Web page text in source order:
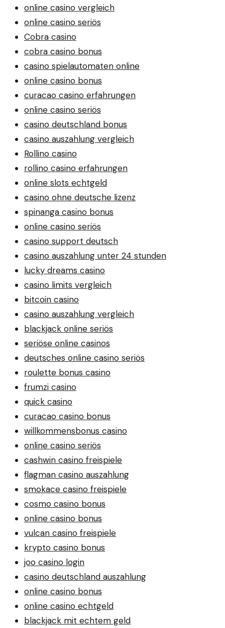
online casino vergleich
online casino seriös
Cobra casino
cobra casino bonus
casino spielautomaten online
online casino bonus
curacao casino erfahrungen
online casino seriös
casino deutschland bonus
casino auszahlung vergleich
Rollino casino
rollino casino erfahrungen
online slots echtgeld
casino ohne deutsche lizenz
spinanga casino bonus
online casino seriös
casino support deutsch
casino auszahlung unter 24 stunden
lucky dreams casino
casino limits vergleich
bitcoin casino
casino auszahlung vergleich
blackjack online seriös
seriöse online casinos
deutsches online casino seriös
roulette bonus casino
frumzi casino
quick casino
curacao casino bonus
willkommensbonus casino
online casino seriös
cashwin casino freispiele
flagman casino auszahlung
smokace casino freispiele
cosmo casino bonus
online casino bonus
vulcan casino freispiele
krypto casino bonus
joo casino login
casino deutschland auszahlung
online casino bonus
online casino echtgeld
blackjack mit echtem geld